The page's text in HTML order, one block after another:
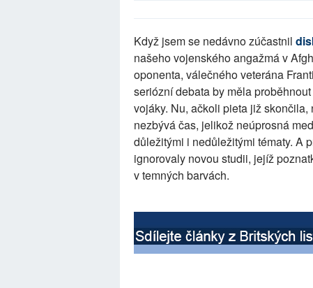
Když jsem se nedávno zúčastnil
našeho vojenského angažmá v
oponenta, válečného veterána
seriózní debata by měla
vojáky. Nu, ačkoli pieta již
nezbývá čas, jelikož neúprosná
důležitými i nedůležitými tématy. A
ignorovaly novou studii, jejíž
v temných barvách.